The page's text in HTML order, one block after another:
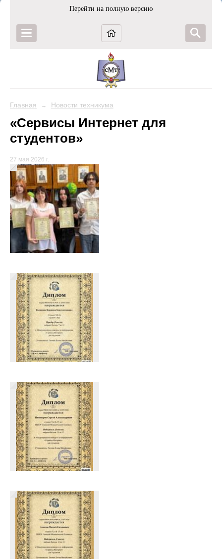
Перейти на полную версию
Главная → Новости техникума
«Сервисы Интернет для
студентов»
27 мая 2026 г.